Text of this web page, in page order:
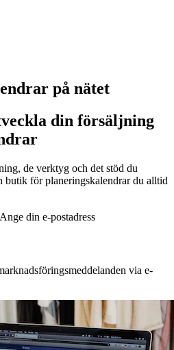
på nätet
din försäljning
de verktyg och det stöd du
butik för planeringskalendrar du alltid
Ange din e-postadress
via e-